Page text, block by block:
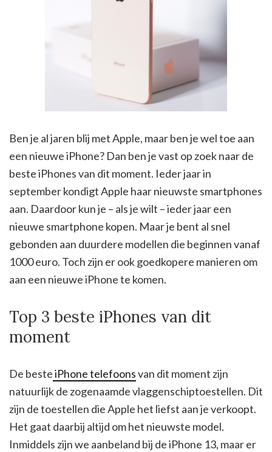
Ben je al jaren blij met Apple, maar ben je wel toe aan
een nieuwe iPhone? Dan ben je vast op zoek naar de
beste iPhones van dit moment. Ieder jaar in
september kondigt Apple haar nieuwste smartphones
aan. Daardoor kun je – als je wilt – ieder jaar een
nieuwe smartphone kopen. Maar je bent al snel
gebonden aan duurdere modellen die beginnen vanaf
1000 euro. Toch zijn er ook goedkopere manieren om
aan een nieuwe iPhone te komen.
Top 3 beste iPhones van dit
moment
De besteiPhone telefoonsvan dit moment zijn
natuurlijk de zogenaamde vlaggenschiptoestellen. Dit
zijn de toestellen die Apple het liefst aan je verkoopt.
Het gaat daarbij altijd om het nieuwste model.
Inmiddels zijn we aanbeland bij de iPhone 13, maar er